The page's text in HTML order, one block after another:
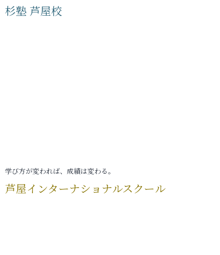
杉塾 芦屋校
学び方が変われば、成績は変わる。
芦屋インターナショナルスクール